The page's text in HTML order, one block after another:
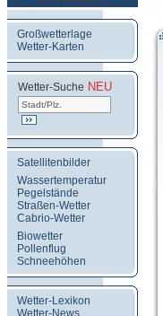
Großwetterlage
Wetter-Karten
Wetter-Suche NEU
Satellitenbilder
Wassertemperatur
Pegelstände
Straßen-Wetter
Cabrio-Wetter
Biowetter
Pollenflug
Schneehöhen
Wetter-Lexikon
Wetter-News